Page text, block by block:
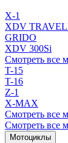
X-1
XDV
GRIDO
XDV 300Si
Смотреть все
T-15
T-16
Z-1
X-MAX
Смотреть все
Смотреть все
Мотоциклы